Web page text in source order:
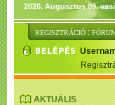
2026. Augusztus 09.
REGISZTRÁCIÓ :
AKTUÁLIS